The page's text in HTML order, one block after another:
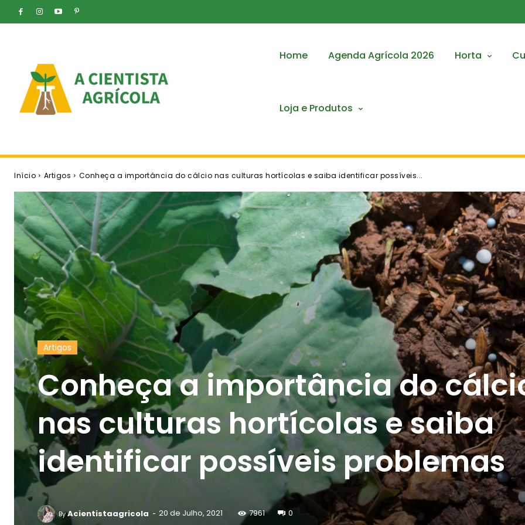
Home Agenda Agrícola 2026 Horta
Loja e Produtos
Início Artigos Conheça a importância do cálcio nas culturas hortícolas e saiba identificar possíveis...
Artigos
Conheça a importância do
nas culturas hortícolas e saiba
identificar possíveis problemas
ByAcientistaagricola - 20 de Julho, 2021 7961 0